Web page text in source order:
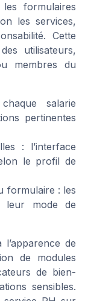
formulaires
les services,
Cette
utilisateurs,
membres du
salarie
pertinentes
: l’interface
le profil de
formulaire : les
leur mode de
de
de modules
de bien-
sensibles.